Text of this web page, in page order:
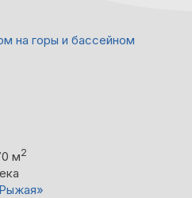
на горы и бассейном
м2